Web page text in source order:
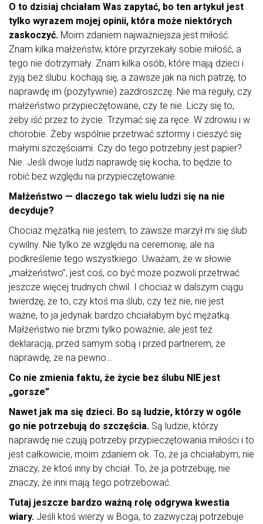
O to dzisiaj chciałam Was zapytać, bo ten artykuł jest
tylko wyrazem mojej opinii, która może niektórych
zaskoczyć. Moim zdaniem najważniejsza jest miłość.
Znam kilka małżeństw, które przyrzekały sobie miłość, a
tego nie dotrzymały. Znam kilka osób, które mają dzieci i
żyją bez ślubu: kochają się, a zawsze jak na nich patrzę, to
naprawdę im (pozytywnie) zazdroszczę. Nie ma reguły, czy
małżeństwo przypieczętowane, czy te nie. Liczy się to,
żeby iść przez to życie. Trzymać się za ręce. W zdrowiu i w
chorobie. Żeby wspólnie przetrwać sztormy i cieszyć się
małymi szczęściami. Czy do tego potrzebny jest papier?
Nie. Jeśli dwoje ludzi naprawdę się kocha, to będzie to
robić bez względu na przypieczętowanie.
Małżeństwo — dlaczego tak wielu ludzi się na nie
decyduje?
Chociaż mężatką nie jestem, to zawsze marzył mi się ślub
cywilny. Nie tylko ze względu na ceremonię, ale na
podkreślenie tego wszystkiego. Uważam, że w słowie
„małżeństwo”, jest coś, co być może pozwoli przetrwać
jeszcze więcej trudnych chwil. I chociaż w dalszym ciągu
twierdzę, że to, czy ktoś ma ślub, czy też nie, nie jest
ważne, to ja jedynak bardzo chciałabym być mężatką.
Małżeństwo nie brzmi tylko poważnie, ale jest też
deklaracją, przed samym sobą i przed partnerem, że
naprawdę, że na pewno…
Co nie zmienia faktu, że życie bez ślubu NIE jest
„gorsze”
Nawet jak ma się dzieci. Bo są ludzie, którzy w ogóle
go nie potrzebują do szczęścia. Są ludzie, którzy
naprawdę nie czują potrzeby przypieczętowania miłości i to
jest całkowicie, moim zdaniem ok. To, że ja chciałabym, nie
znaczy, że ktoś inny by chciał. To, że ja potrzebuję, nie
znaczy, że inni mają tego potrzebować.
Tutaj jeszcze bardzo ważną rolę odgrywa kwestia
wiary. Jeśli ktoś wierzy w Boga, to zazwyczaj potrzebuje